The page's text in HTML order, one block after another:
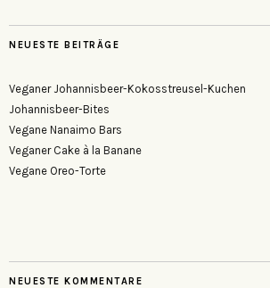
NEUESTE BEITRÄGE
Veganer Johannisbeer-Kokosstreusel-Kuchen
Johannisbeer-Bites
Vegane Nanaimo Bars
Veganer Cake à la Banane
Vegane Oreo-Torte
NEUESTE KOMMENTARE